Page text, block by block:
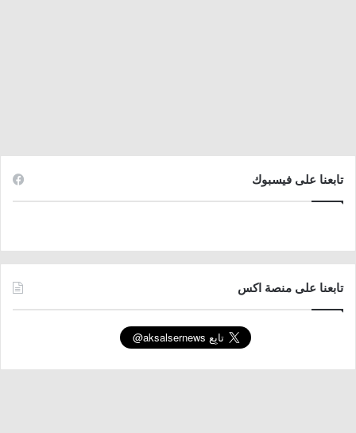
تابعنا على فيسبوك
تابعنا على منصة اكس